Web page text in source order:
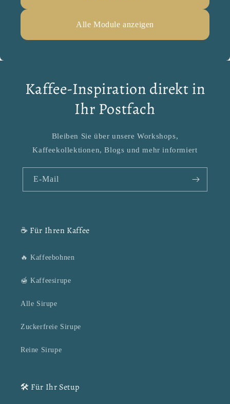
Alle Module anzeigen
Kaffee-Inspiration direkt in
Ihr Postfach
Bleiben Sie über unsere Workshops,
Kaffeekollektionen, Blogs und mehr informiert
E-Mail
☕ Für Ihren Kaffee
🔥 Kaffeebohnen
🍯 Kaffeesirupe
Alle Sirupe
Zuckerfreie Sirupe
Reine Sirupe
🛠️ Für Ihr Setup